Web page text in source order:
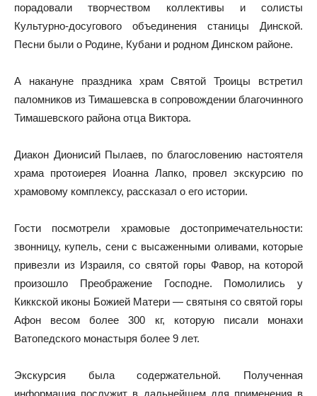
порадовали творчеством коллективы и солисты
Культурно-досугового объединения станицы Динской.
Песни были о Родине, Кубани и родном Динском районе.
А накануне праздника храм Святой Троицы встретил
паломников из Тимашевска в сопровождении благочинного
Тимашевского района отца Виктора.
Диакон Дионисий Пылаев, по благословению настоятеля
храма протоиерея Иоанна Лапко, провел экскурсию по
храмовому комплексу, рассказал о его истории.
Гости посмотрели храмовые достопримечательности:
звонницу, купель, сени с высаженными оливами, которые
привезли из Израиля, со святой горы Фавор, на которой
произошло Преображение Господне. Помолились у
Киккской иконы Божией Матери — святыня со святой горы
Афон весом более 300 кг, которую писали монахи
Ватопедского монастыря более 9 лет.
Экскурсия была содержательной. Полученная
информация послужит в дальнейшем для применения в